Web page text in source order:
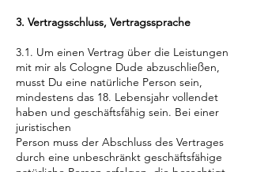
3. Vertragsschluss, Vertragssprache
3.1. Um einen Vertrag über die Leistungen
mit mir als Cologne Dude abzuschließen,
musst Du eine natürliche Person sein,
mindestens das 18. Lebensjahr vollendet
haben und geschäftsfähig sein. Bei einer
juristischen
Person muss der Abschluss des Vertrages
durch eine unbeschränkt geschäftsfähige